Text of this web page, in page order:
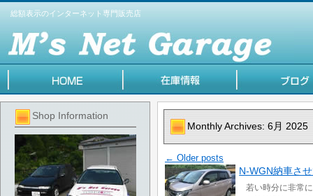
総額表示のインターネット専門販売店
Shop Information
Monthly Archives:6月 2025
← Older posts
N-WGN納車さ
若い時分に非常